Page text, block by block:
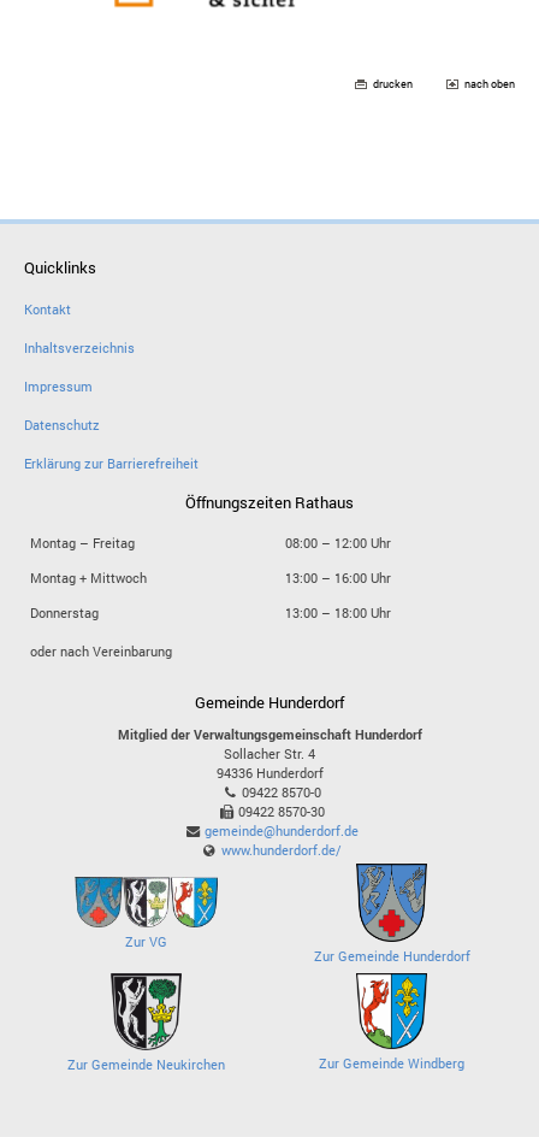
drucken nach oben
Quicklinks
Kontakt
Inhaltsverzeichnis
Impressum
Datenschutz
Erklärung zur Barrierefreiheit
Öffnungszeiten Rathaus
Montag – Freitag
08:00 – 12:00 Uhr
Montag + Mittwoch
13:00 – 16:00 Uhr
Donnerstag
13:00 – 18:00 Uhr
oder nach Vereinbarung
Gemeinde Hunderdorf
Mitglied der Verwaltungsgemeinschaft Hunderdorf
Sollacher Str. 4
94336 Hunderdorf
09422 8570-0
09422 8570-30
gemeinde@hunderdorf.de
www.hunderdorf.de/
Zur VG
Zur Gemeinde Hunderdorf
Zur Gemeinde Neukirchen Zur Gemeinde Windberg